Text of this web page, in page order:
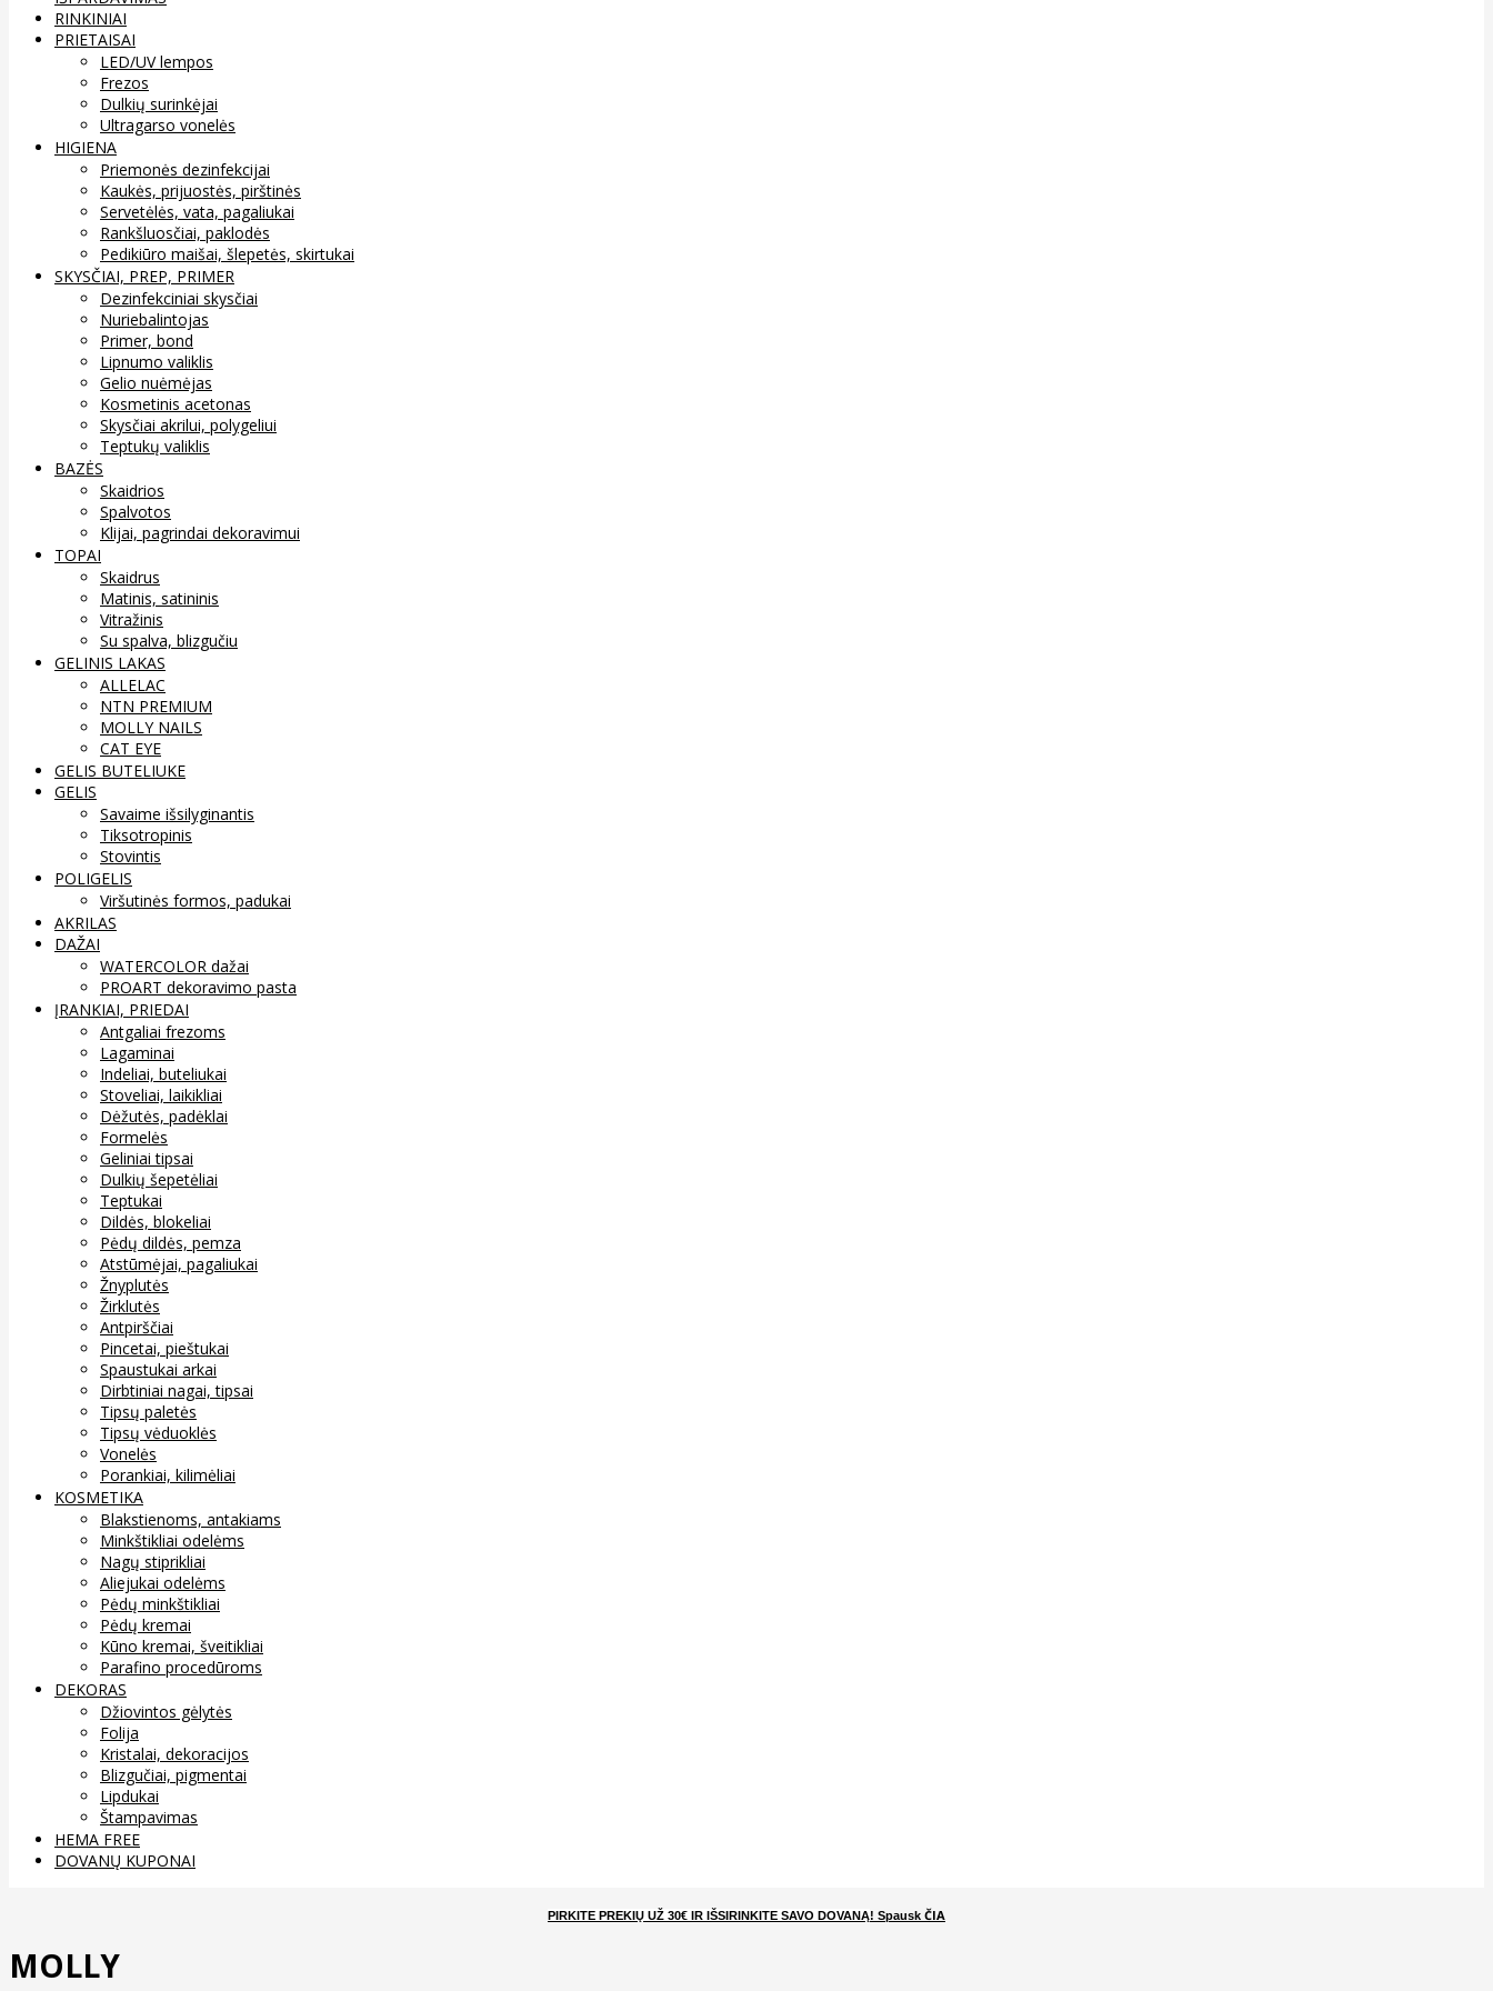
RINKINIAI
PRIETAISAI
LED/UV lempos
Frezos
Dulkių surinkėjai
Ultragarso vonelės
HIGIENA
Priemonės dezinfekcijai
Kaukės, prijuostės, pirštinės
Servetėlės, vata, pagaliukai
Rankšluosčiai, paklodės
Pedikiūro maišai, šlepetės, skirtukai
SKYSČIAI, PREP, PRIMER
Dezinfekciniai skysčiai
Nuriebalintojas
Primer, bond
Lipnumo valiklis
Gelio nuėmėjas
Kosmetinis acetonas
Skysčiai akrilui, polygeliui
Teptukų valiklis
BAZĖS
Skaidrios
Spalvotos
Klijai, pagrindai dekoravimui
TOPAI
Skaidrus
Matinis, satininis
Vitražinis
Su spalva, blizgučiu
GELINIS LAKAS
ALLELAC
NTN PREMIUM
MOLLY NAILS
CAT EYE
GELIS BUTELIUKE
GELIS
Savaime išsilyginantis
Tiksotropinis
Stovintis
POLIGELIS
Viršutinės formos, padukai
AKRILAS
DAŽAI
WATERCOLOR dažai
PROART dekoravimo pasta
ĮRANKIAI, PRIEDAI
Antgaliai frezoms
Lagaminai
Indeliai, buteliukai
Stoveliai, laikikliai
Dėžutės, padėklai
Formelės
Geliniai tipsai
Dulkių šepetėliai
Teptukai
Dildės, blokeliai
Pėdų dildės, pemza
Atstūmėjai, pagaliukai
Žnyplutės
Žirklutės
Antpirščiai
Pincetai, pieštukai
Spaustukai arkai
Dirbtiniai nagai, tipsai
Tipsų paletės
Tipsų vėduoklės
Vonelės
Porankiai, kilimėliai
KOSMETIKA
Blakstienoms, antakiams
Minkštikliai odelėms
Nagų stiprikliai
Aliejukai odelėms
Pėdų minkštikliai
Pėdų kremai
Kūno kremai, šveitikliai
Parafino procedūroms
DEKORAS
Džiovintos gėlytės
Folija
Kristalai, dekoracijos
Blizgučiai, pigmentai
Lipdukai
Štampavimas
HEMA FREE
DOVANŲ KUPONAI
PIRKITE PREKIŲ UŽ 30€ IR IŠSIRINKITE SAVO DOVANĄ! Spausk ČIA
MOLLY